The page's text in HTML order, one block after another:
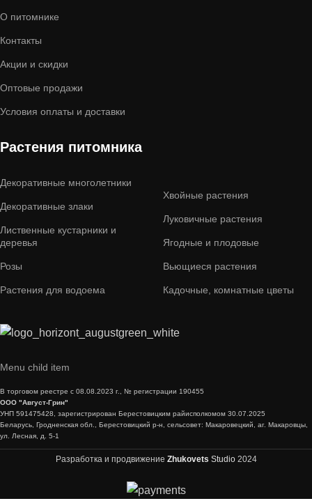
О питомнике
Контакты
Акции и скидки
Оптовые продажи
Условия оплаты и доставки
Растения питомника
Декоративные многолетники
Декоративные злаки
Лиственные кустарники и
деревья
Розы
Растения для водоема
Хвойные растения
Луковичные растения
Ягодные и плодовые
Вьющиеся растения
Кадочные, комнатные цветы
Menu child item
В торговом реестре с 08.08.2023 г., № регистрации 190455
ООО "Август-Грин"
УНП 591475428, зарегистрирован Берестовицким райисполкомом 30.07.2025
Беларусь, Гродненская обл., Берестовицкий р-н, сельсовет: Макаровецкий, аг. Макаровцы,
ул. Лесная, д. 5-1
Разработка и продвижение Zhukovets Studio 2024